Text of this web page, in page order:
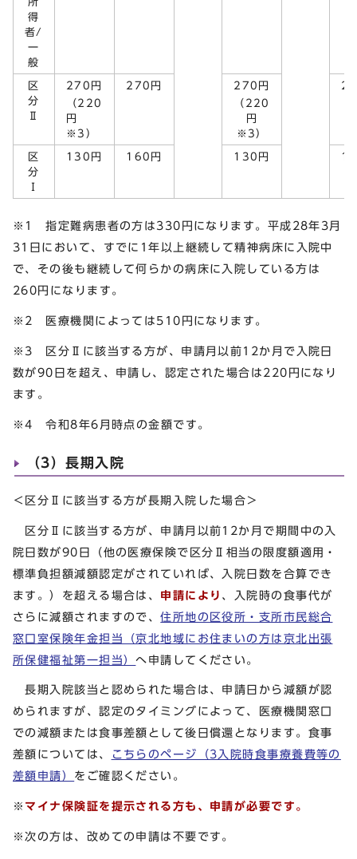
得
者/
一
般
区
分
Ⅱ
270円
（220
円
※3）
270円
270円
（220
円
※3）
区
分
Ⅰ
130円 160円 130円
※1 指定難病患者の方は330円になります。平成28年3月
31日において、すでに1年以上継続して精神病床に入院中
で、その後も継続して何らかの病床に入院している方は
260円になります。
※2 医療機関によっては510円になります。
※3 区分Ⅱに該当する方が、申請月以前12か月で入院日
数が90日を超え、申請し、認定された場合は220円になり
ます。
※4 令和8年6月時点の金額です。
（3）長期入院
＜区分Ⅱに該当する方が長期入院した場合＞
区分Ⅱに該当する方が、申請月以前12か月で期間中の入
院日数が90日（他の医療保険で区分Ⅱ相当の限度額適用・
標準負担額減額認定がされていれば、入院日数を合算でき
ます。）を超える場合は、 申請により 、入院時の食事代が
さらに減額されますので、住所地の区役所・支所市民総合
窓口室保険年金担当（京北地域にお住まいの方は京北出張
所保健福祉第一担当）へ申請してください。
長期入院該当と認められた場合は、申請日から減額が認
められますが、認定のタイミングによって、医療機関窓口
での減額または食事差額として後日償還となります。食事
差額については、
こちらのページ（3入院時食事療養費等の
差額申請） をご確認ください。
※ マイナ保険証を提示される方も、申請が必要です。
※次の方は、改めての申請は不要です。